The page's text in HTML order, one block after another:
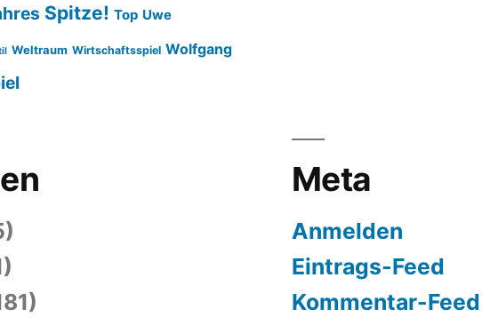
Spitze! Top Uwe
Weltraum Wirtschaftsspiel Wolfgang
Meta
Anmelden
Eintrags-Feed
Kommentar-Feed